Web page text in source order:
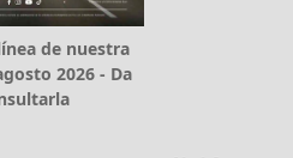
de nuestra
2026 - Da